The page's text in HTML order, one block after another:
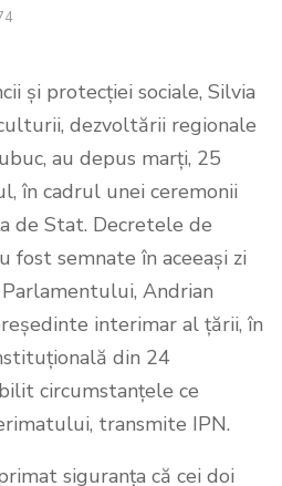
și protecției sociale, Silvia
dezvoltării regionale
au depus marți, 25
în cadrul unei ceremonii
de Stat. Decretele de
fost semnate în aceeași zi
Andrian
interimar al țării, în
din 24
circumstanțele ce
transmite IPN.
siguranța că cei doi